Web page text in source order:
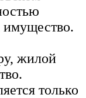
имущество.
жилой
только